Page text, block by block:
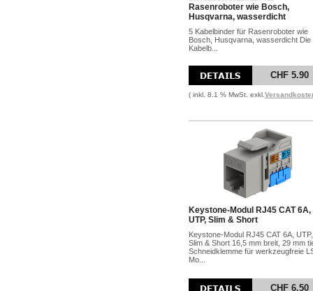
Rasenroboter wie Bosch,
Husqvarna, wasserdicht
5 Kabelbinder für Rasenroboter wie
Bosch, Husqvarna, wasserdicht Die
Kabelb...
CHF 5.90
( inkl. 8.1 % MwSt. exkl.
Keystone-Modul RJ45 CAT 6A,
UTP, Slim & Short
Keystone-Modul RJ45 CAT 6A, UTP,
Slim & Short 16,5 mm breit, 29 mm
Schneidklemme für werkzeugfreie
Mo...
CHF 6.50